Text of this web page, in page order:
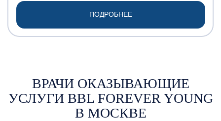
ПОДРОБНЕЕ
ВРАЧИ ОКАЗЫВАЮЩИЕ
УСЛУГИ BBL FOREVER YOUNG
В МОСКВЕ